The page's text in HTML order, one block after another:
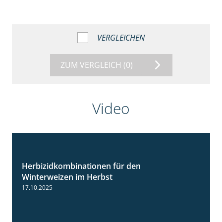
VERGLEICHEN
ZUM VERGLEICH (0)
Video
Herbizidkombinationen für den
Winterweizen im Herbst
17.10.2025